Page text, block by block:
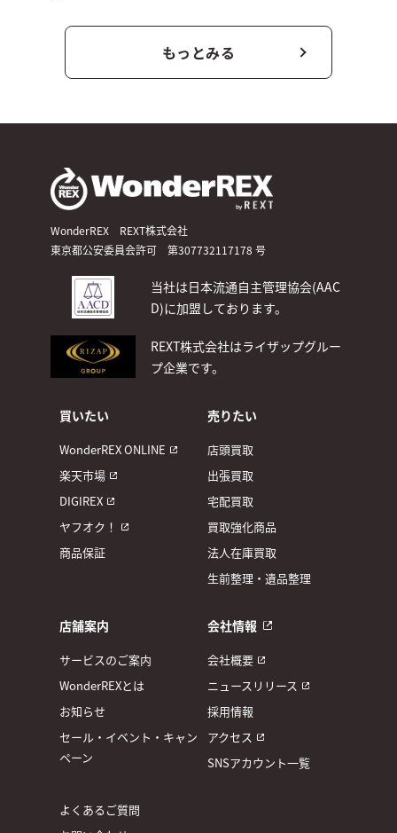
もっとみる
WonderREX REXT株式会社
東京都公安委員会許可 第307732117178 号
当社は日本流通自主管理協会(AAC
D)に加盟しております。
REXT株式会社はライザップグルー
プ企業です。
買いたい
WonderREX ONLINE
楽天市場
DIGIREX
ヤフオク！
商品保証
売りたい
店頭買取
出張買取
宅配買取
買取強化商品
法人在庫買取
生前整理・遺品整理
店舗案内
サービスのご案内
WonderREXとは
お知らせ
セール・イベント・キャン
ペーン
会社情報
会社概要
ニュースリリース
採用情報
アクセス
SNSアカウント一覧
よくあるご質問